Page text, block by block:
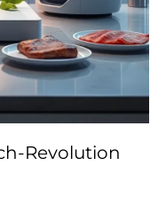
Revolution